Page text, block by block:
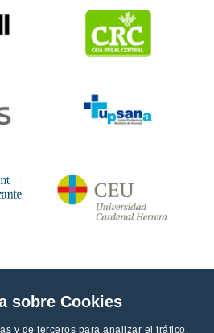
sobre Cookies
y de terceros para analizar el tráfico,